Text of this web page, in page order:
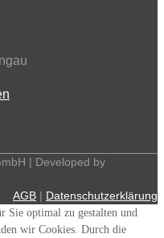
| Developed by
AGB | Datenschutzerklärung
Sie optimal zu gestalten und
wir Cookies. Durch die